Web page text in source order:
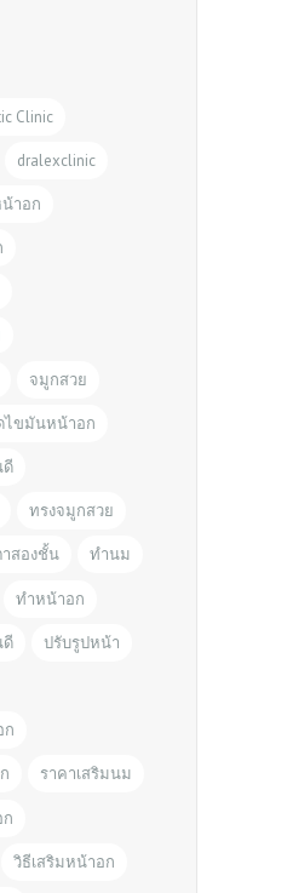
Clinic
dralexclinic
าอก
จมูกสวย
ไขมันหน้าอก
ดี
ทรงจมูกสวย
สองชั้น ทำนม
ทำหน้าอก
ปรับรูปหน้า
ก
ราคาเสริมนม
วิธีเสริมหน้าอก